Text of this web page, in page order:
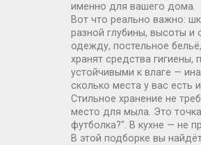
именно для вашего дома.
Вот что реально важно:
разной глубины, высоты
одежду, постельное
хранят средства гигиены,
устойчивыми к влаге —
сколько места у вас есть
Стильное хранение не
место для мыла. Это
футболка?". В кухне — не
В этой подборке вы